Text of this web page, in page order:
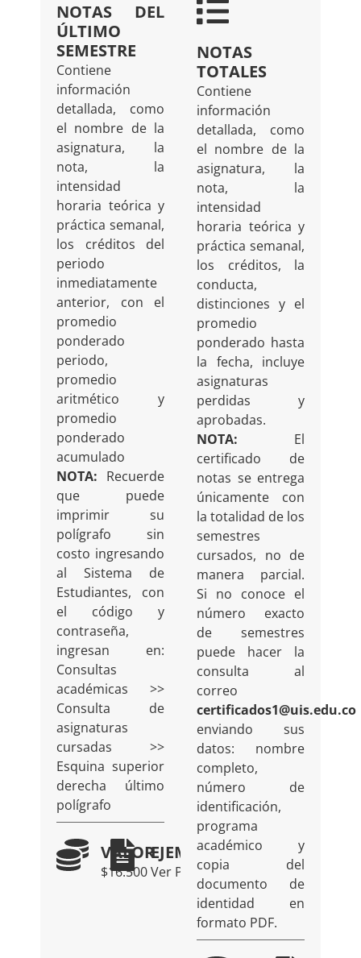
NOTAS DEL
ÚLTIMO
SEMESTRE
Contiene
información
detallada, como
el nombre de la
asignatura, la
nota, la
intensidad
horaria teórica y
práctica semanal,
los créditos del
periodo
inmediatamente
anterior, con el
promedio
ponderado
periodo,
promedio
aritmético y
promedio
ponderado
acumulado
NOTA: Recuerde
que puede
imprimir su
polígrafo sin
costo ingresando
al Sistema de
Estudiantes, con
el código y
contraseña,
ingresan en:
Consultas
académicas >>
Consulta de
asignaturas
cursadas >>
Esquina superior
derecha último
polígrafo
VALOR
$16.500
EJEMPLO
Ver PDF
NOTAS
TOTALES
Contiene
información
detallada, como
el nombre de la
asignatura, la
nota, la
intensidad
horaria teórica y
práctica semanal,
los créditos, la
conducta,
distinciones y el
promedio
ponderado hasta
la fecha, incluye
asignaturas
perdidas y
aprobadas.
NOTA: El
certificado de
notas se entrega
únicamente con
la totalidad de los
semestres
cursados, no de
manera parcial.
Si no conoce el
número exacto
de semestres
puede hacer la
consulta al
correo
certificados1@uis.edu.co
enviando sus
datos: nombre
completo,
número de
identificación,
programa
académico y
copia del
documento de
identidad en
formato PDF.